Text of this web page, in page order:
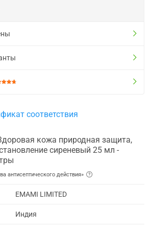
соответствия
кожа природная защита,
сиреневый 25 мл -
антисептического действия»
EMAMI LIMITED
Индия